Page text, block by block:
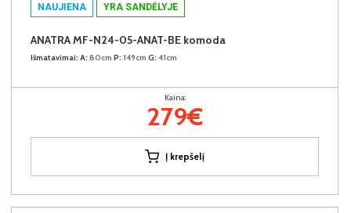
NAUJIENA YRA SANDĖLYJE
ANATRA MF-N24-05-ANAT-BE komoda
Išmatavimai: A: 80cm P: 149cm G: 41cm
Kaina:
279€
Į krepšelį